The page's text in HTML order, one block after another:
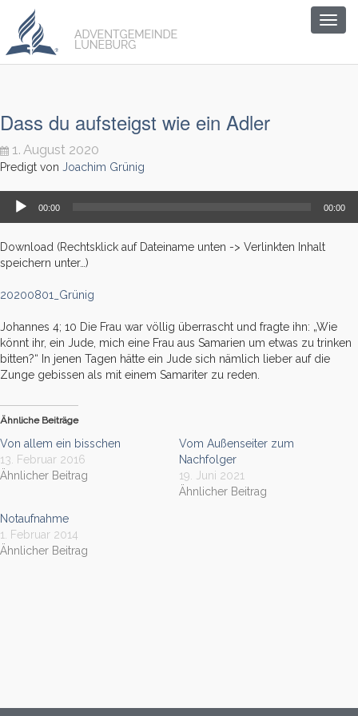
Dass du aufsteigst wie ein Adler
1. August 2020
Predigt von Joachim Grünig
Audio-
Player
00:00 00:00
Download (Rechtsklick auf Dateiname unten -> Verlinkten Inhalt
speichern unter…)
20200801_Grünig
Johannes 4; 10 Die Frau war völlig überrascht und fragte ihn: „Wie
könnt ihr, ein Jude, mich eine Frau aus Samarien um etwas zu trinken
bitten?“ In jenen Tagen hätte ein Jude sich nämlich lieber auf die
Zunge gebissen als mit einem Samariter zu reden.
Ähnliche Beiträge
Von allem ein bisschen
13. Februar 2016
Ähnlicher Beitrag
Vom Außenseiter zum
Nachfolger
19. Juni 2021
Ähnlicher Beitrag
Notaufnahme
1. Februar 2014
Ähnlicher Beitrag